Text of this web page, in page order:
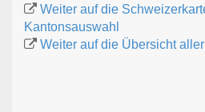
Weiter auf die
Kantonsauswahl
Weiter auf die Übersicht